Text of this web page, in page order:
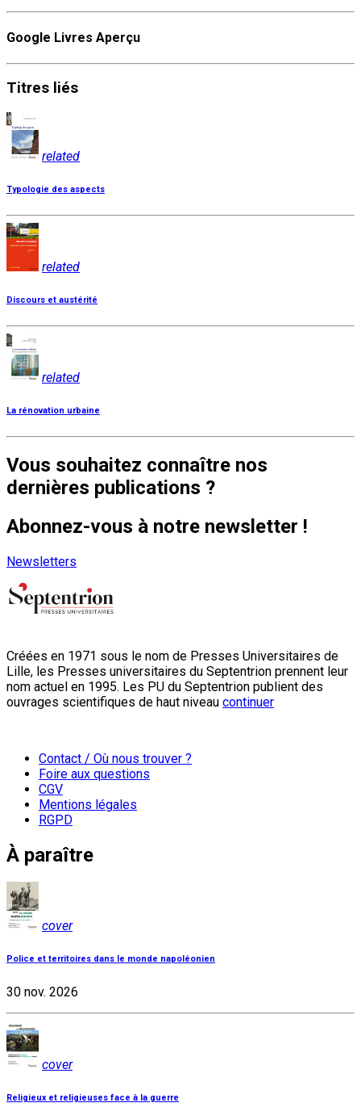
Google Livres Aperçu
Titres liés
related
Typologie des aspects
related
Discours et austérité
related
La rénovation urbaine
Vous souhaitez connaître nos
dernières publications ?
Abonnez-vous à notre newsletter !
Newsletters
Créées en 1971 sous le nom de Presses Universitaires de
Lille, les Presses universitaires du Septentrion prennent leur
nom actuel en 1995. Les PU du Septentrion publient des
ouvrages scientifiques de haut niveau continuer
Contact / Où nous trouver ?
Foire aux questions
CGV
Mentions légales
RGPD
À paraître
cover
Police et territoires dans le monde napoléonien
30 nov. 2026
cover
Religieux et religieuses face à la guerre